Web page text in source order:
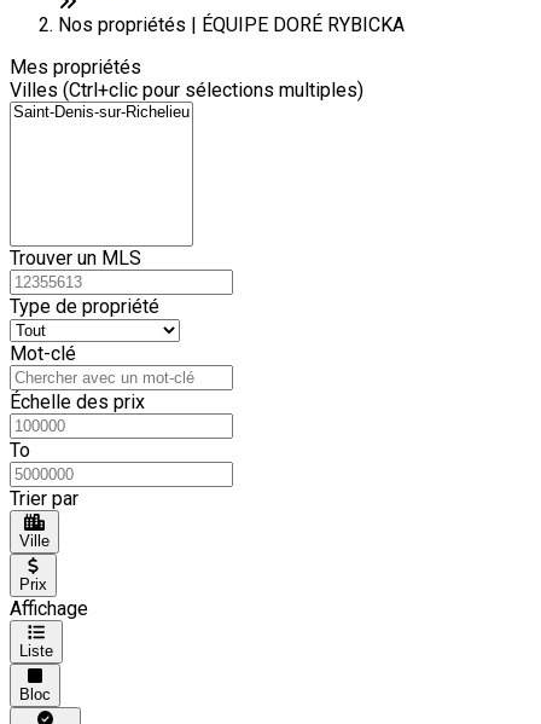
− Nos propriétés | ÉQUIPE DORÉ RYBICKA
Mes propriétés
Villes (Ctrl+clic pour sélections multiples)
Trouver un MLS
Type de propriété
Mot-clé
Échelle des prix
To
Trier par
Ville
Prix
Affichage
Liste
Bloc